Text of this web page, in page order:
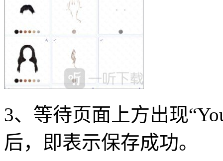
3、等待页面上方出现
后，即表示保存成功。